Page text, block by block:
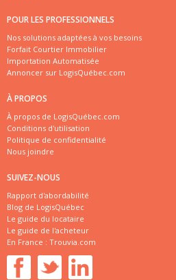
POUR LES PROFESSIONNELS
Nos solutions adaptées à vos besoins
Forfait Courtier Immobilier
Importation Automatisée
Annoncer sur LogisQuébec.com
À PROPOS
À propos de LogisQuébec.com
Conditions d'utilisation
Politique de confidentialité
Nous joindre
SUIVEZ-NOUS
Rapport d'abordabilité
Blog de LogisQuébec
Le guide du locataire
Le guide de l'acheteur
En France : Trouvia.com